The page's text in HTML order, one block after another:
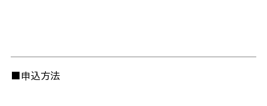
■申込方法